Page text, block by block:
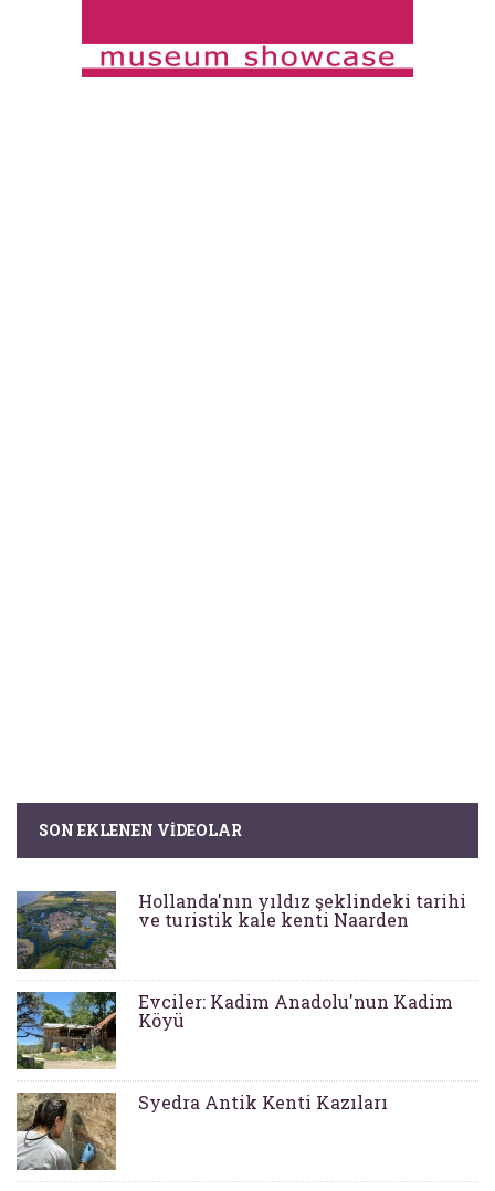
SON EKLENEN VIDEOLAR
Hollanda'nın yıldız şeklindeki tarihi
ve turistik kale kenti Naarden
Evciler: Kadim Anadolu'nun Kadim
Köyü
Syedra Antik Kenti Kazıları